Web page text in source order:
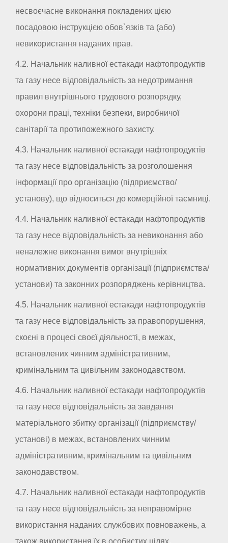
несвоєчасне виконання покладених цією
посадовою інструкцією обов`язків та (або)
невикористання наданих прав.
4.2. Начальник наливної естакади нафтопродуктів
та газу несе відповідальність за недотримання
правил внутрішнього трудового розпорядку,
охорони праці, техніки безпеки, виробничої
санітарії та протипожежного захисту.
4.3. Начальник наливної естакади нафтопродуктів
та газу несе відповідальність за розголошення
інформації про організацію (підприємство/
установу), що відноситься до комерційної таємниці.
4.4. Начальник наливної естакади нафтопродуктів
та газу несе відповідальність за невиконання або
неналежне виконання вимог внутрішніх
нормативних документів організації (підприємства/
установи) та законних розпоряджень керівництва.
4.5. Начальник наливної естакади нафтопродуктів
та газу несе відповідальність за правопорушення,
скоєні в процесі своєї діяльності, в межах,
встановлених чинним адміністративним,
кримінальним та цивільним законодавством.
4.6. Начальник наливної естакади нафтопродуктів
та газу несе відповідальність за завдання
матеріального збитку організації (підприємству/
установі) в межах, встановлених чинним
адміністративним, кримінальним та цивільним
законодавством.
4.7. Начальник наливної естакади нафтопродуктів
та газу несе відповідальність за неправомірне
використання наданих службових повноважень, а